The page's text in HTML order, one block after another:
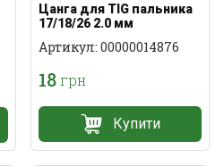
Цанга для TIG пальника
17/18/26 2.0 мм
Артикул: 00000014876
18грн
Купити